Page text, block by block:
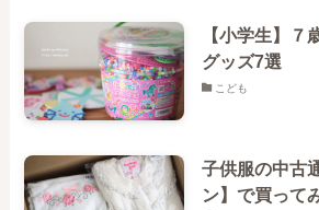
【小学生】７
グッズ7選
こども
子供服の中古
ン】で買って